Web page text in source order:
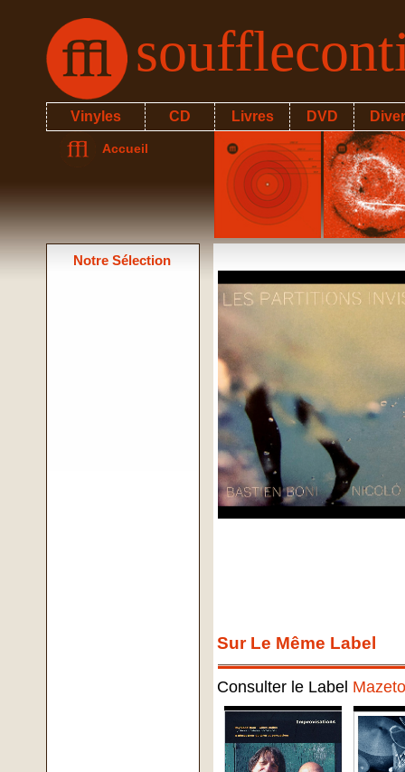
Vinyles CD Livres DVD
Accueil
Notre Sélection
Sur Le Même Label
Consulter le Label